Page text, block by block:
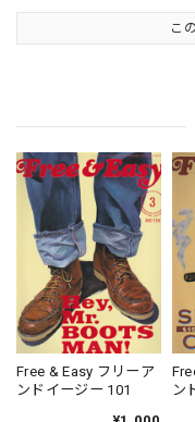
こ
Free & Easy フリーア
ンドイージー 101
ン